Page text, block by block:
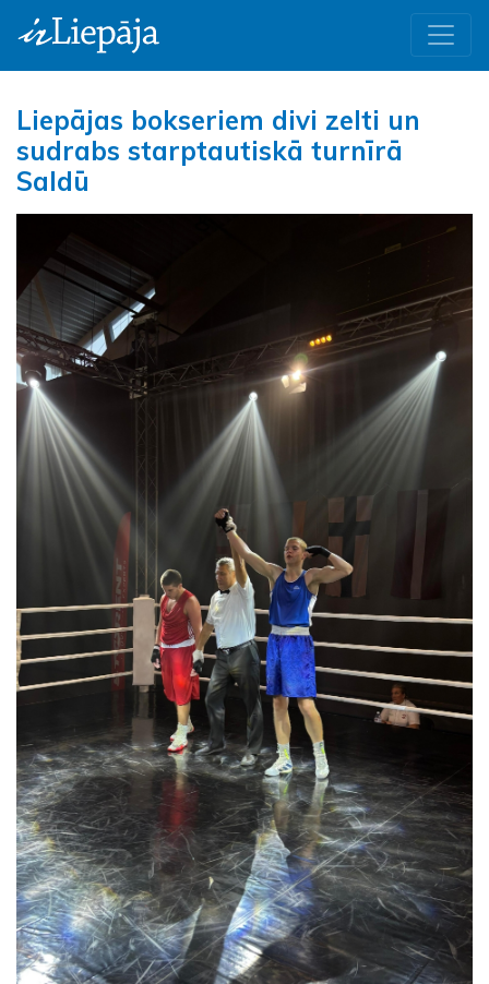
Liepājas bokseriem divi zelti un
sudrabs starptautiskā turnīrā
Saldū